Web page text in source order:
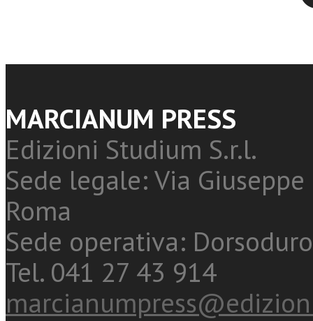
MARCIANUM PRESS
Edizioni Studium S.r.l.
Sede legale: Via
Roma
Sede operativa:
Tel. 041 27 43 914